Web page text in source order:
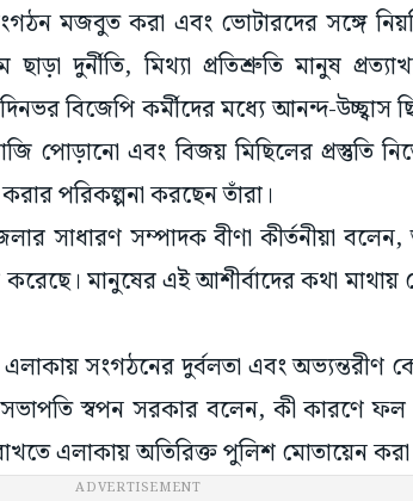
মজবুত করা এবং ভোটারদের সঙ্গে
দুর্নীতি, মিথ্যা প্রতিশ্রুতি মানুষ
বিজেপি কর্মীদের মধ্যে আনন্দ-
পোড়ানো এবং বিজয় মিছিলের প্রস্তুতি
পরিকল্পনা করছেন তাঁরা।
সাধারণ সম্পাদক বীণা কীর্তনীয়া
মানুষের এই আশীর্বাদের কথা মাথায়
সংগঠনের দুর্বলতা এবং
স্বপন সরকার বলেন, কী কারণে ফল
এলাকায় অতিরিক্ত পুলিশ মোতায়েন
ADVERTISEMENT